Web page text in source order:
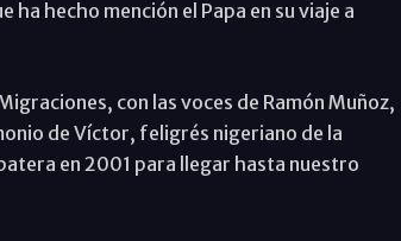
hecho mención el Papa en su viaje a
con las voces de Ramón Muñoz,
de Víctor, feligrés nigeriano de la
en 2001 para llegar hasta nuestro